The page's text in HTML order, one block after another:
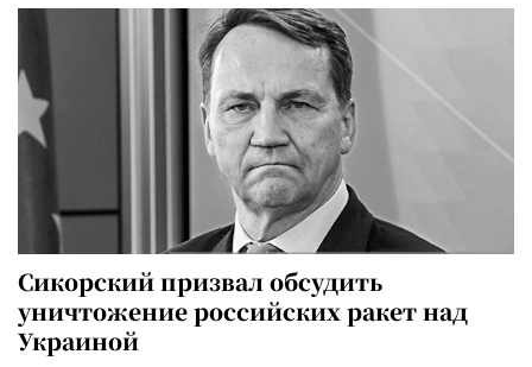
Сикорский призвал обсудить
уничтожение российских ракет над
Украиной